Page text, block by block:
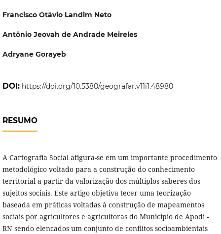
Francisco Otávio Landim Neto
Antônio Jeovah de Andrade Meireles
Adryane Gorayeb
DOI: https://doi.org/10.5380/geografar.v11i1.48980
RESUMO
A Cartografia Social afigura-se em um importante procedimento
metodológico voltado para a construção do conhecimento
territorial a partir da valorização dos múltiplos saberes dos
sujeitos sociais. Este artigo objetiva tecer uma teorização
baseada em práticas voltadas à construção de mapeamentos
sociais por agricultores e agricultoras do Município de Apodi -
RN sendo elencados um conjunto de conflitos socioambientais